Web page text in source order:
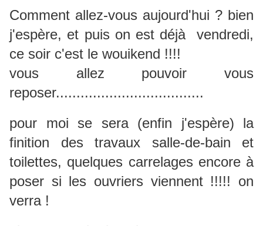
Comment allez-vous aujourd'hui ? bien
j'espère, et puis on est déjà vendredi,
ce soir c'est le wouikend !!!!
vous allez pouvoir vous
reposer....................................
pour moi se sera (enfin j'espère) la
finition des travaux salle-de-bain et
toilettes, quelques carrelages encore à
poser si les ouvriers viennent !!!!! on
verra !